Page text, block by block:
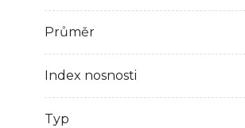
Průměr
Index nosnosti
Typ